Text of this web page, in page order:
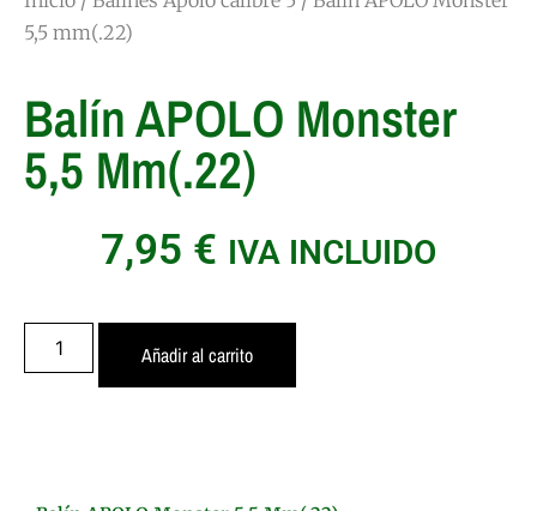
5,5 mm(.22)
Balín APOLO Monster
5,5 Mm(.22)
7,95 € IVA INCLUIDO
Añadir al carrito